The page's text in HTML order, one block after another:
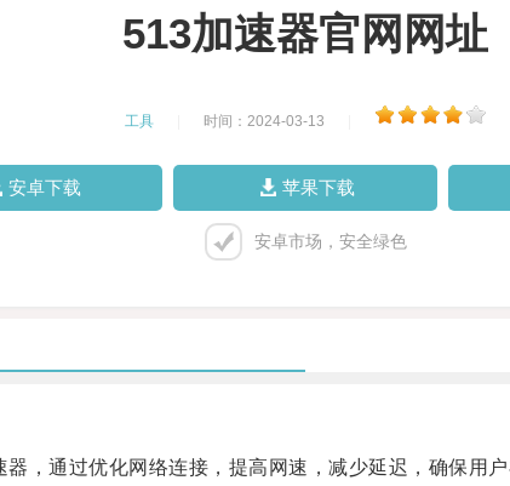
513加速器官网网址
工具 时间：2024-03-13
安卓下载 苹果下载
安卓市场，安全绿色
通过优化网络连接，提高网速，减少延迟，确保用户